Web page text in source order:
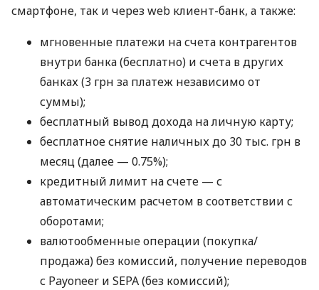
смартфоне, так и через web клиент-банк, а также:
мгновенные платежи на счета контрагентов
внутри банка (бесплатно) и счета в других
банках (3 грн за платеж независимо от
суммы);
бесплатный вывод дохода на личную карту;
бесплатное снятие наличных до 30 тыс. грн в
месяц (далее — 0.75%);
кредитный лимит на счете — с
автоматическим расчетом в соответствии с
оборотами;
валютообменные операции (покупка/
продажа) без комиссий, получение переводов
с Payoneer и SEPA (без комиссий);